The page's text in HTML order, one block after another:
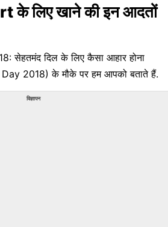
के लिए खाने की इन आदतों
सेहतमंद दिल के लिए कैसा आहार होना
2018) के मौके पर हम आपको बताते हैं.
विज्ञापन